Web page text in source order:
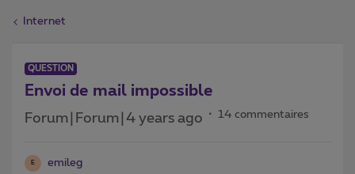
Internet
QUESTION
Envoi de mail impossible
Forum|Forum|4 years ago 14 commentaires
E emileg